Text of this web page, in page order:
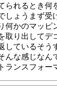
られるとき何
しょうまず受
何かのマッピ
取り出してデ
しているそう
んな感じなん
ランスフォー